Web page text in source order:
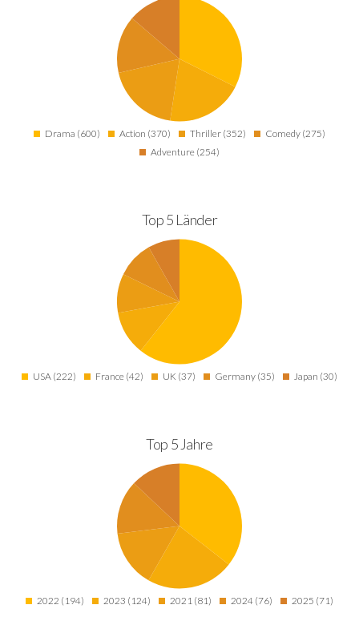
Drama (600) Action (370) Thriller (352)
Comedy (275)
Adventure (254)
Top 5 Länder
USA (222) France (42) UK (37) Germany (35) Japan (30)
Top 5 Jahre
2022 (194) 2023 (124) 2021 (81) 2024 (76) 2025 (71)